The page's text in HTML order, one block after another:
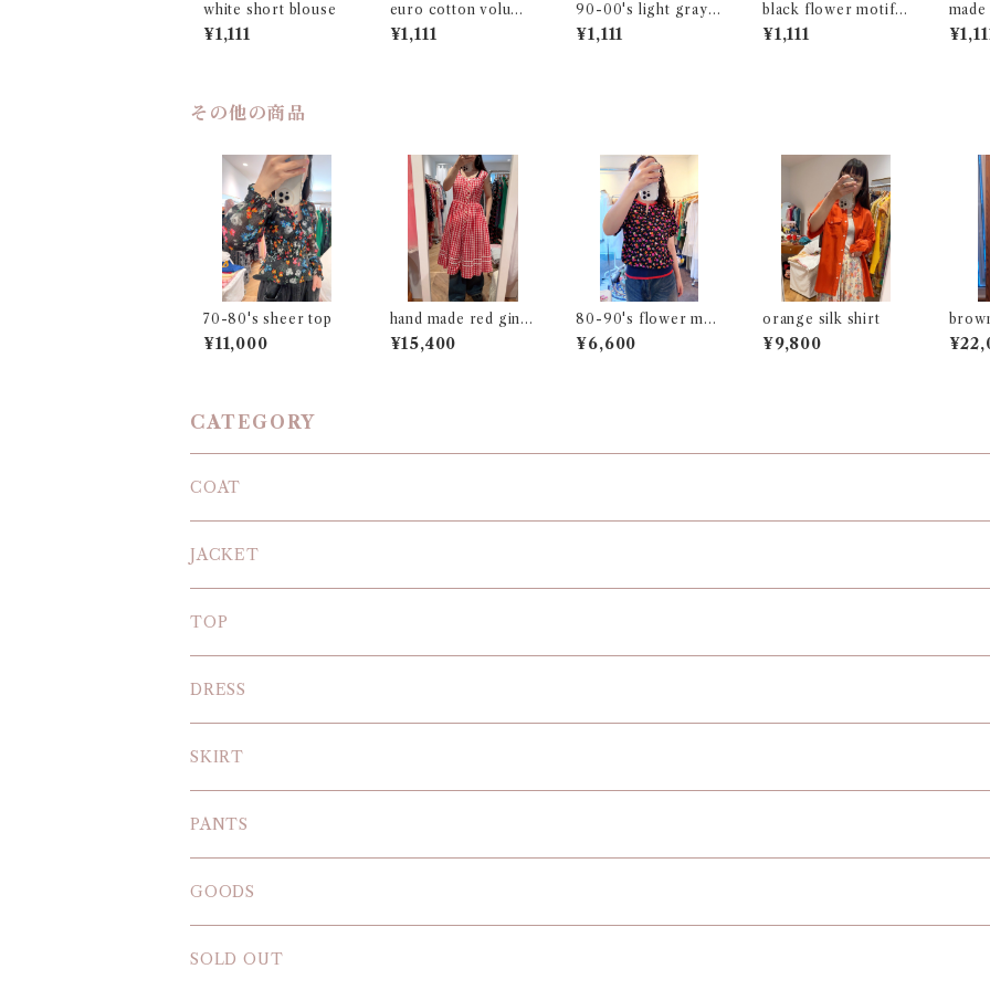
white short blouse
¥1,111
euro cotton volume
skirt
¥1,111
90-00's light gray l
ong sleeve t-shirt
¥1,111
black flower motif
gathered skirt
¥1,111
その他の商品
70-80's sheer top
¥11,000
hand made red ging
ham dress
¥15,400
80-90's flower mot
if french sleeve top
¥6,600
orange silk shirt
¥9,800
CATEGORY
COAT
JACKET
TOP
KNIT
BLOUSE
T-SHIRT
SWEAT SHIRT
DRESS
SKIRT
PANTS
GOODS
SOLD OUT